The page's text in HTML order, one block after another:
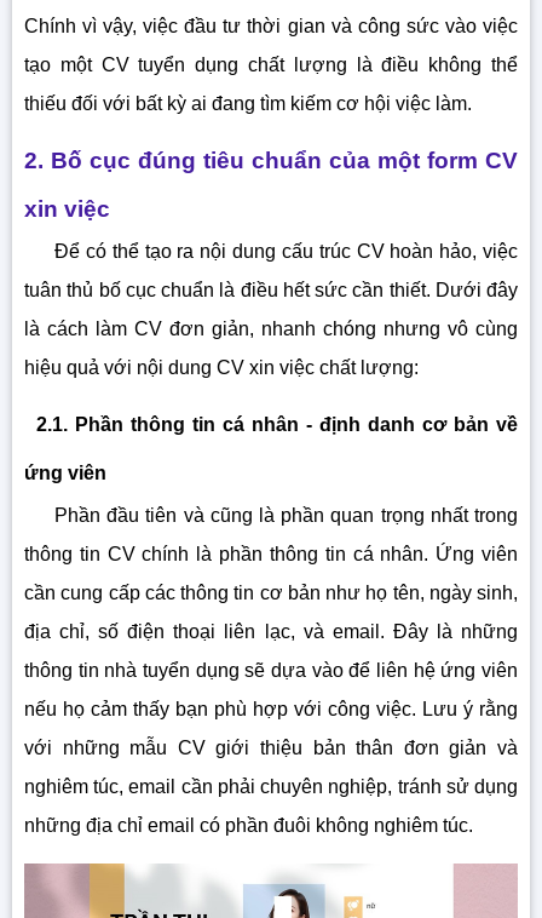
Chính vì vậy, việc đầu tư thời gian và công sức vào việc
tạo một CV tuyển dụng chất lượng là điều không thể
thiếu đối với bất kỳ ai đang tìm kiếm cơ hội việc làm.
2. Bố cục đúng tiêu chuẩn của một form CV
xin việc
Để có thể tạo ra nội dung cấu trúc CV hoàn hảo, việc
tuân thủ bố cục chuẩn là điều hết sức cần thiết. Dưới đây
là cách làm CV đơn giản, nhanh chóng nhưng vô cùng
hiệu quả với nội dung CV xin việc chất lượng:
2.1. Phần thông tin cá nhân - định danh cơ bản về
ứng viên
Phần đầu tiên và cũng là phần quan trọng nhất trong
thông tin CV chính là phần thông tin cá nhân. Ứng viên
cần cung cấp các thông tin cơ bản như họ tên, ngày sinh,
địa chỉ, số điện thoại liên lạc, và email. Đây là những
thông tin nhà tuyển dụng sẽ dựa vào để liên hệ ứng viên
nếu họ cảm thấy bạn phù hợp với công việc. Lưu ý rằng
với những mẫu CV giới thiệu bản thân đơn giản và
nghiêm túc, email cần phải chuyên nghiệp, tránh sử dụng
những địa chỉ email có phần đuôi không nghiêm túc.